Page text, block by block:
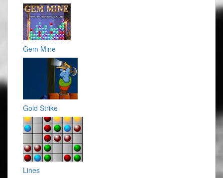
Gem Mine
Gold Strike
Lines